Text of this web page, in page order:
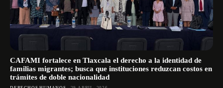
CAFAMI fortalece en Tlaxcala el derecho a la identidad de
familias migrantes; busca que instituciones reduzcan costos en
trámites de doble nacionalidad